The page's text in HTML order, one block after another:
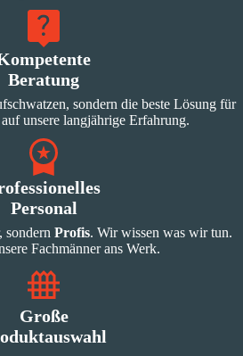
Beratung
sondern die beste Lösung für
unsere langjährige Erfahrung.
Personal
sondern Profis. Wir wissen was wir tun.
Fachmänner ans Werk.
Große